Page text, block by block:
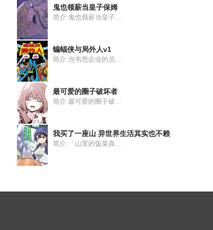
鬼也领薪当皇子保姆
简介:鬼也领薪当皇子...
蝙蝠侠与局外人v1
简介:当韦恩企业的员...
最可爱的圈子破坏者
简介:最可爱的圈子破...
我买了一座山 异世界生活其实也不赖
简介:「山里的饭菜真...